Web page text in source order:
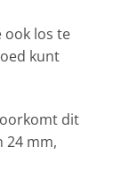
ook los te
kunt
dit
24 mm,